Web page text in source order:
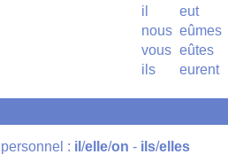
il
eut
nous eûmes
vous eûtes
ils
eurent
: il /elle/on - ils/elles